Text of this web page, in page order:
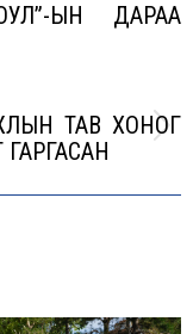
ЫН ДАРАА
ТАВ ХОНОГ